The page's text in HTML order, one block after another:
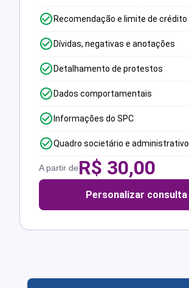
Recomendação e limite de crédito
Dívidas, negativas e anotações
Detalhamento de protestos
Dados comportamentais
Informações do SPC
Quadro societário e administrativo
A partir deR$ 30,00
Personalizar consulta